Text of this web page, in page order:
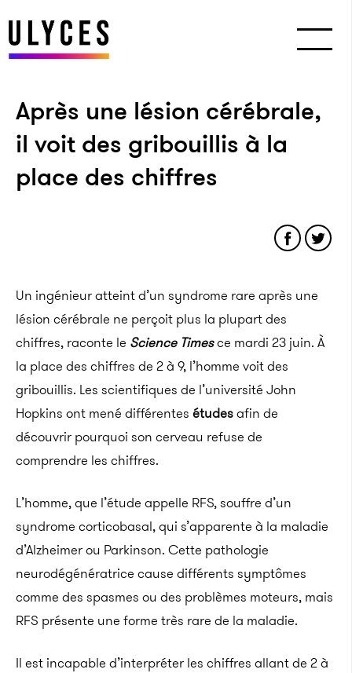
Après une lésion cérébrale,
il voit des gribouillis à la
place des chiffres
Un ingénieur atteint d’un syndrome rare après une
lésion cérébrale ne perçoit plus la plupart des
chiffres, raconte le Science Timesce mardi 23 juin. À
la place des chiffres de 2 à 9, l’homme voit des
gribouillis. Les scientifiques de l’université John
Hopkins ont mené différentes étudesafin de
découvrir pourquoi son cerveau refuse de
comprendre les chiffres.
L’homme, que l’étude appelle RFS, souffre d’un
syndrome corticobasal, qui s’apparente à la maladie
d’Alzheimer ou Parkinson. Cette pathologie
neurodégénératrice cause différents symptômes
comme des spasmes ou des problèmes moteurs, mais
RFS présente une forme très rare de la maladie.
Il est incapable d’interpréter les chiffres allant de 2 à